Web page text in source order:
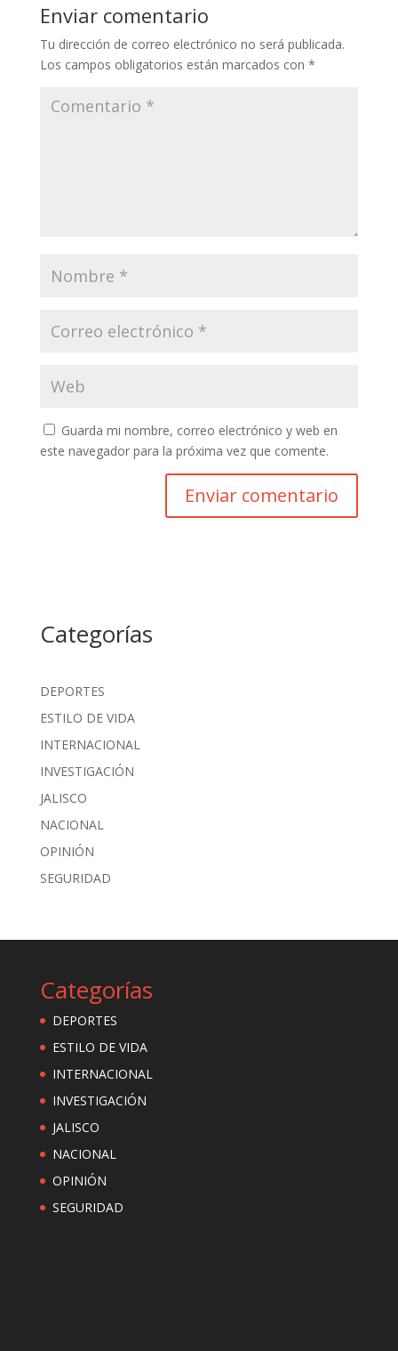
Enviar comentario
Tu dirección de correo electrónico no será publicada.
Los campos obligatorios están marcados con *
Guarda mi nombre, correo electrónico y web en
este navegador para la próxima vez que comente.
Categorías
DEPORTES
ESTILO DE VIDA
INTERNACIONAL
INVESTIGACIÓN
JALISCO
NACIONAL
OPINIÓN
SEGURIDAD
Categorías
DEPORTES
ESTILO DE VIDA
INTERNACIONAL
INVESTIGACIÓN
JALISCO
NACIONAL
OPINIÓN
SEGURIDAD